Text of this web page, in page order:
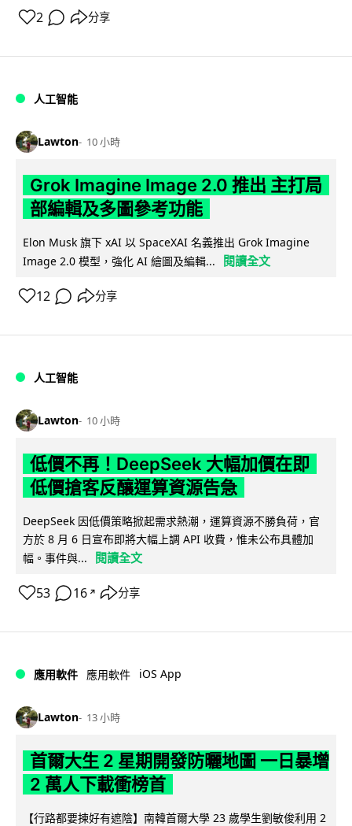
2 分享
人工智能
Lawton 10 小時
Grok Imagine Image 2.0 推出 主打局
部編輯及多圖參考功能
Elon Musk 旗下 xAI 以 SpaceXAI 名義推出 Grok Imagine
Image 2.0 模型，強化 AI 繪圖及編輯...
閱讀全文
12 分享
人工智能
Lawton 10 小時
低價不再！DeepSeek 大幅加價在即
低價搶客反釀運算資源告急
DeepSeek 因低價策略掀起需求熱潮，運算資源不勝負荷，官
方於 8 月 6 日宣布即將大幅上調 API 收費，惟未公布具體加
幅。事件與...
閱讀全文
53 16 ↗ 分享
應用軟件 應用軟件 iOS App
Lawton 13 小時
首爾大生 2 星期開發防曬地圖 一日暴增
2 萬人下載衝榜首
【行路都要揀好有遮陰】南韓首爾大學 23 歲學生劉敏俊利用 2